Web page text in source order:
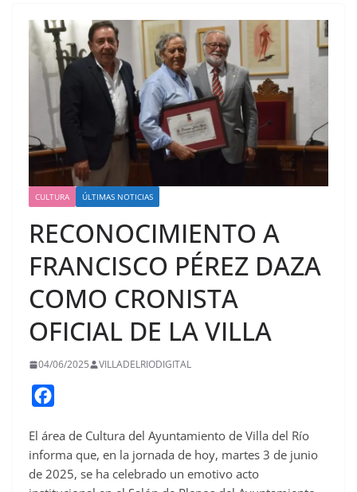
CULTURA ÚLTIMAS NOTICIAS
RECONOCIMIENTO A
FRANCISCO PÉREZ DAZA
COMO CRONISTA
OFICIAL DE LA VILLA
04/06/2025 VILLADELRIODIGITAL
c
e
El área de Cultura del Ayuntamiento de Villa del Río
informa que, en la jornada de hoy, martes 3 de junio
de 2025, se ha celebrado un emotivo acto